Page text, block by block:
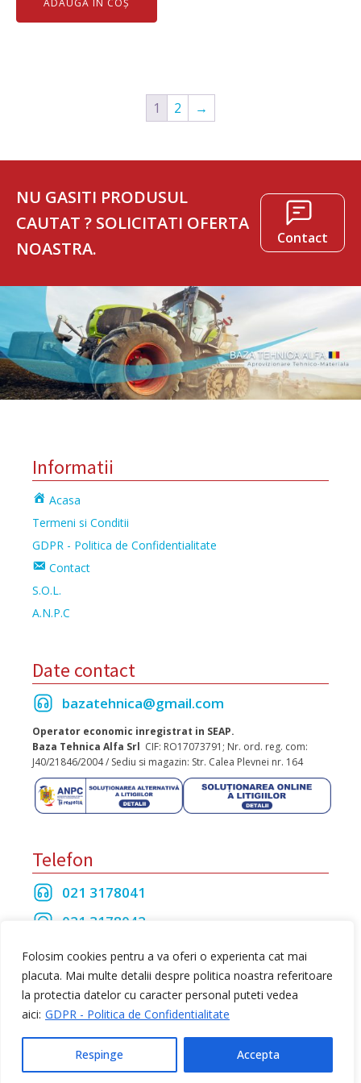
Folosim cookies pentru a va oferi o experienta cat mai
placuta. Mai multe detalii despre politica noastra referitoare
la protectia datelor cu caracter personal puteti vedea
aici: GDPR - Politica de Confidentialitate
Respinge Accepta
fost:
este:
914 lei.
1 2 →
NU GASITI PRODUSUL
CAUTAT ? SOLICITATI OFERTA
NOASTRA.
Contact
Informatii
Acasa
Termeni si Conditii
GDPR - Politica de Confidentialitate
Contact
S.O.L.
A.N.P.C
Date contact
bazatehnica@gmail.com
Operator economic inregistrat in SEAP.
Baza Tehnica Alfa Srl CIF: RO17073791; Nr. ord. reg. com:
J40/21846/2004 / Sediu si magazin: Str. Calea Plevnei nr. 164
Telefon
021 3178041
021 3178042
021 3175208
Toate drepturile rezervate Baza Tehnica Alfa S.R.L